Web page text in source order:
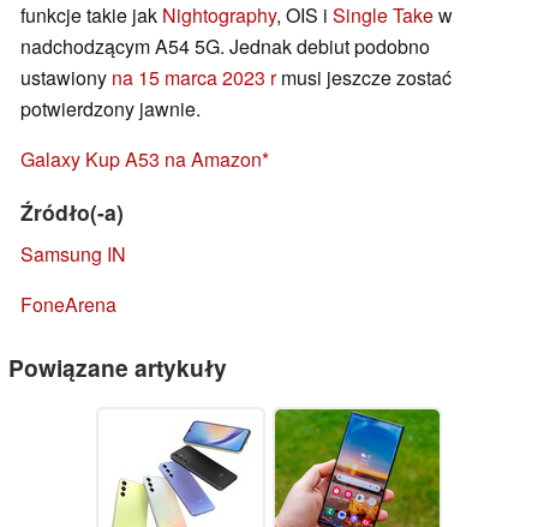
funkcje takie jak Nightography, OIS i Single Takew
nadchodzącym A54 5G. Jednak debiut podobno
ustawiony na 15 marca 2023 rmusi jeszcze zostać
potwierdzony jawnie.
Galaxy Kup A53 na Amazon
Źródło(-a)
Samsung IN
FoneArena
Powiązane artykuły